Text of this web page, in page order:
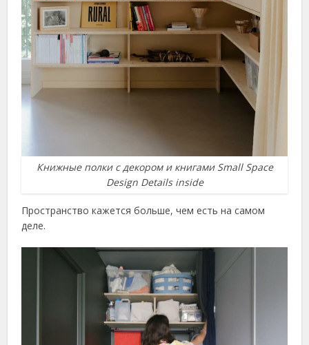
Книжные полки с декором и книгами Small Space
Design Details inside
Пространство кажется больше, чем есть на самом
деле.